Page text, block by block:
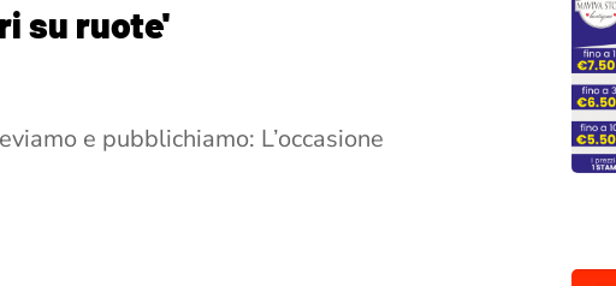
su ruote'
e pubblichiamo: L’occasione